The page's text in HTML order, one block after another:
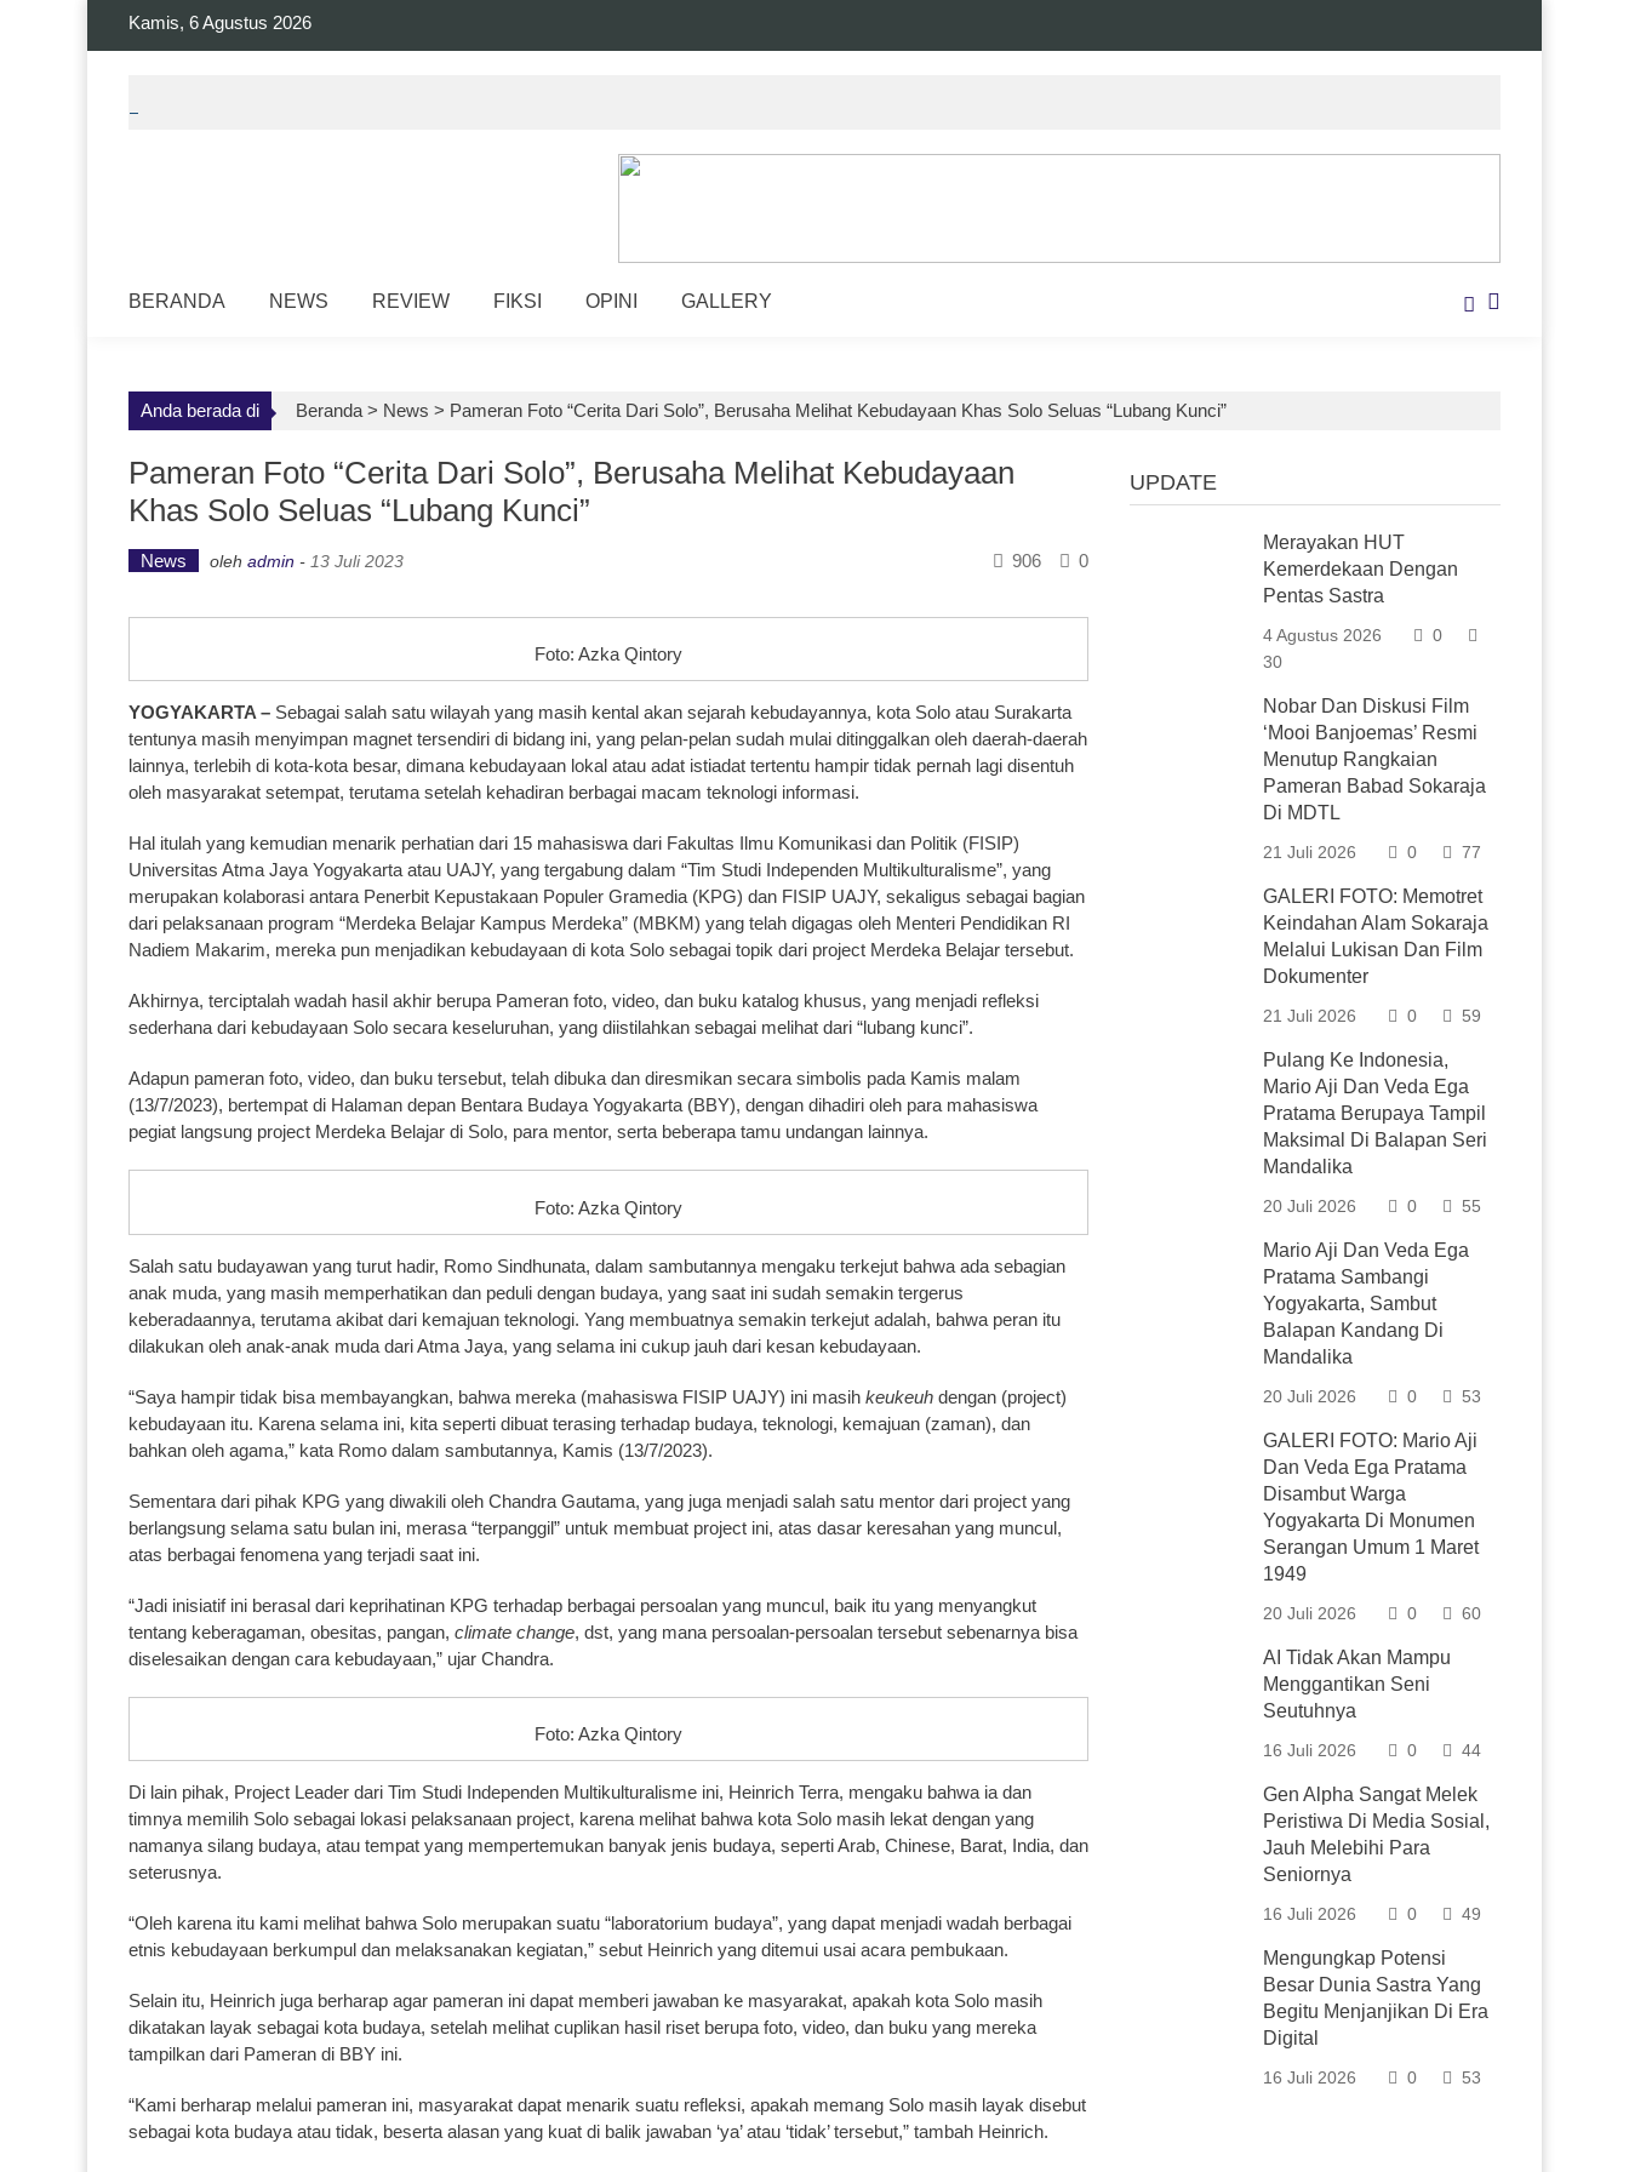
Kamis, 6 Agustus 2026
BERANDA NEWS REVIEW FIKSI OPINI GALLERY
Anda berada di Beranda > News > Pameran Foto “Cerita Dari Solo”, Berusaha Melihat Kebudayaan Khas Solo Seluas “Lubang Kunci”
Pameran Foto “Cerita Dari Solo”, Berusaha Melihat Kebudayaan
Khas Solo Seluas “Lubang Kunci”
News oleh admin - 13 Juli 2023 0
906
Foto: Azka Qintory
YOGYAKARTA – Sebagai salah satu wilayah yang masih kental akan sejarah kebudayannya, kota Solo atau Surakarta
tentunya masih menyimpan magnet tersendiri di bidang ini, yang pelan-pelan sudah mulai ditinggalkan oleh daerah-daerah
lainnya, terlebih di kota-kota besar, dimana kebudayaan lokal atau adat istiadat tertentu hampir tidak pernah lagi disentuh
oleh masyarakat setempat, terutama setelah kehadiran berbagai macam teknologi informasi.
Hal itulah yang kemudian menarik perhatian dari 15 mahasiswa dari Fakultas Ilmu Komunikasi dan Politik (FISIP)
Universitas Atma Jaya Yogyakarta atau UAJY, yang tergabung dalam “Tim Studi Independen Multikulturalisme”, yang
merupakan kolaborasi antara Penerbit Kepustakaan Populer Gramedia (KPG) dan FISIP UAJY, sekaligus sebagai bagian
dari pelaksanaan program “Merdeka Belajar Kampus Merdeka” (MBKM) yang telah digagas oleh Menteri Pendidikan RI
Nadiem Makarim, mereka pun menjadikan kebudayaan di kota Solo sebagai topik dari project Merdeka Belajar tersebut.
Akhirnya, terciptalah wadah hasil akhir berupa Pameran foto, video, dan buku katalog khusus, yang menjadi refleksi
sederhana dari kebudayaan Solo secara keseluruhan, yang diistilahkan sebagai melihat dari “lubang kunci”.
Adapun pameran foto, video, dan buku tersebut, telah dibuka dan diresmikan secara simbolis pada Kamis malam
(13/7/2023), bertempat di Halaman depan Bentara Budaya Yogyakarta (BBY), dengan dihadiri oleh para mahasiswa
pegiat langsung project Merdeka Belajar di Solo, para mentor, serta beberapa tamu undangan lainnya.
Foto: Azka Qintory
Salah satu budayawan yang turut hadir, Romo Sindhunata, dalam sambutannya mengaku terkejut bahwa ada sebagian
anak muda, yang masih memperhatikan dan peduli dengan budaya, yang saat ini sudah semakin tergerus
keberadaannya, terutama akibat dari kemajuan teknologi. Yang membuatnya semakin terkejut adalah, bahwa peran itu
dilakukan oleh anak-anak muda dari Atma Jaya, yang selama ini cukup jauh dari kesan kebudayaan.
“Saya hampir tidak bisa membayangkan, bahwa mereka (mahasiswa FISIP UAJY) ini masih keukeuh dengan (project)
kebudayaan itu. Karena selama ini, kita seperti dibuat terasing terhadap budaya, teknologi, kemajuan (zaman), dan
bahkan oleh agama,” kata Romo dalam sambutannya, Kamis (13/7/2023).
Sementara dari pihak KPG yang diwakili oleh Chandra Gautama, yang juga menjadi salah satu mentor dari project yang
berlangsung selama satu bulan ini, merasa “terpanggil” untuk membuat project ini, atas dasar keresahan yang muncul,
atas berbagai fenomena yang terjadi saat ini.
“Jadi inisiatif ini berasal dari keprihatinan KPG terhadap berbagai persoalan yang muncul, baik itu yang menyangkut
tentang keberagaman, obesitas, pangan, climate change, dst, yang mana persoalan-persoalan tersebut sebenarnya bisa
diselesaikan dengan cara kebudayaan,” ujar Chandra.
Foto: Azka Qintory
Di lain pihak, Project Leader dari Tim Studi Independen Multikulturalisme ini, Heinrich Terra, mengaku bahwa ia dan
timnya memilih Solo sebagai lokasi pelaksanaan project, karena melihat bahwa kota Solo masih lekat dengan yang
namanya silang budaya, atau tempat yang mempertemukan banyak jenis budaya, seperti Arab, Chinese, Barat, India, dan
seterusnya.
“Oleh karena itu kami melihat bahwa Solo merupakan suatu “laboratorium budaya”, yang dapat menjadi wadah berbagai
etnis kebudayaan berkumpul dan melaksanakan kegiatan,” sebut Heinrich yang ditemui usai acara pembukaan.
Selain itu, Heinrich juga berharap agar pameran ini dapat memberi jawaban ke masyarakat, apakah kota Solo masih
dikatakan layak sebagai kota budaya, setelah melihat cuplikan hasil riset berupa foto, video, dan buku yang mereka
tampilkan dari Pameran di BBY ini.
“Kami berharap melalui pameran ini, masyarakat dapat menarik suatu refleksi, apakah memang Solo masih layak disebut
sebagai kota budaya atau tidak, beserta alasan yang kuat di balik jawaban ‘ya’ atau ‘tidak’ tersebut,” tambah Heinrich.
UPDATE
Merayakan HUT
Kemerdekaan Dengan
Pentas Sastra
4 Agustus 2026
0
30
Nobar Dan Diskusi Film
‘Mooi Banjoemas’ Resmi
Menutup Rangkaian
Pameran Babad Sokaraja
Di MDTL
21 Juli 2026 0 77
GALERI FOTO: Memotret
Keindahan Alam Sokaraja
Melalui Lukisan Dan Film
Dokumenter
21 Juli 2026 0 59
Pulang Ke Indonesia,
Mario Aji Dan Veda Ega
Pratama Berupaya Tampil
Maksimal Di Balapan Seri
Mandalika
20 Juli 2026 0 55
Mario Aji Dan Veda Ega
Pratama Sambangi
Yogyakarta, Sambut
Balapan Kandang Di
Mandalika
20 Juli 2026 0 53
GALERI FOTO: Mario Aji
Dan Veda Ega Pratama
Disambut Warga
Yogyakarta Di Monumen
Serangan Umum 1 Maret
1949
20 Juli 2026 0 60
AI Tidak Akan Mampu
Menggantikan Seni
Seutuhnya
16 Juli 2026 0 44
Gen Alpha Sangat Melek
Peristiwa Di Media Sosial,
Jauh Melebihi Para
Seniornya
16 Juli 2026 0 49
Mengungkap Potensi
Besar Dunia Sastra Yang
Begitu Menjanjikan Di Era
Digital
16 Juli 2026 0 53